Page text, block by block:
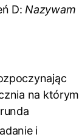
D: Nazywam
na którym
i